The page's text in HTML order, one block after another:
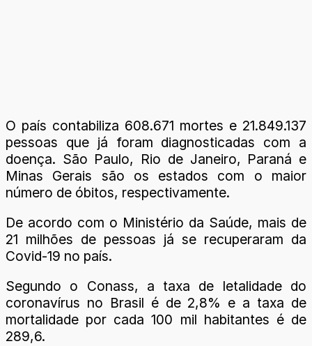
O país contabiliza 608.671 mortes e 21.849.137
pessoas que já foram diagnosticadas com a
doença. São Paulo, Rio de Janeiro, Paraná e
Minas Gerais são os estados com o maior
número de óbitos, respectivamente.
De acordo com o Ministério da Saúde, mais de
21 milhões de pessoas já se recuperaram da
Covid-19 no país.
Segundo o Conass, a taxa de letalidade do
coronavírus no Brasil é de 2,8% e a taxa de
mortalidade por cada 100 mil habitantes é de
289,6.